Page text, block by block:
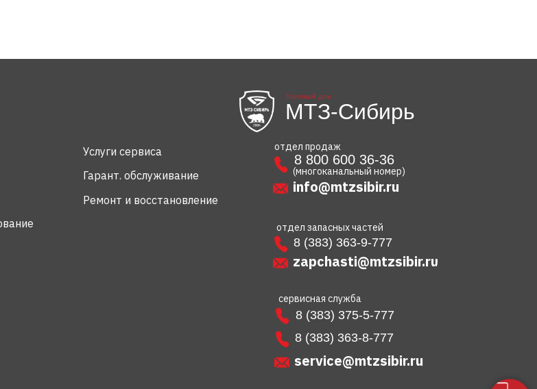
Торговый дом
МТЗ-Сибирь
Ремонт и восстановление
Гарант. обслуживание
Услуги сервиса
service@mtzsibir.ru
zapchasti@mtzsibir.ru
отдел запасных частей
сервисная служба
info@mtzsibir.ru
8 (383) 375-5-777
отдел продаж
(многоканальный номер)
8 800 600 36-36
8 (383) 363-9-777
8 (383) 363-8-777